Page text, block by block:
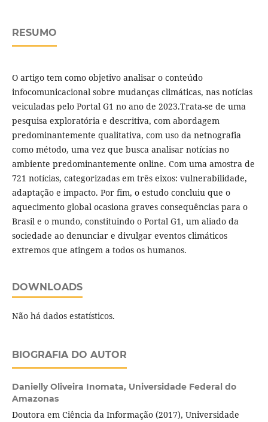
RESUMO
O artigo tem como objetivo analisar o conteúdo
infocomunicacional sobre mudanças climáticas, nas notícias
veiculadas pelo Portal G1 no ano de 2023.Trata-se de uma
pesquisa exploratória e descritiva, com abordagem
predominantemente qualitativa, com uso da netnografia
como método, uma vez que busca analisar notícias no
ambiente predominantemente online. Com uma amostra de
721 notícias, categorizadas em três eixos: vulnerabilidade,
adaptação e impacto. Por fim, o estudo concluiu que o
aquecimento global ocasiona graves consequências para o
Brasil e o mundo, constituindo o Portal G1, um aliado da
sociedade ao denunciar e divulgar eventos climáticos
extremos que atingem a todos os humanos.
DOWNLOADS
Não há dados estatísticos.
BIOGRAFIA DO AUTOR
Danielly Oliveira Inomata, Universidade Federal do
Amazonas
Doutora em Ciência da Informação (2017), Universidade